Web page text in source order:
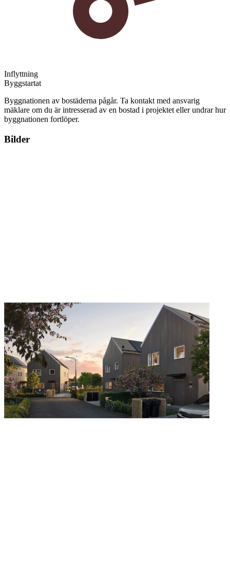
Inflyttning
Byggstartat
Byggnationen av bostäderna pågår. Ta kontakt med ansvarig
mäklare om du är intresserad av en bostad i projektet eller undrar hur
byggnationen fortlöper.
Bilder